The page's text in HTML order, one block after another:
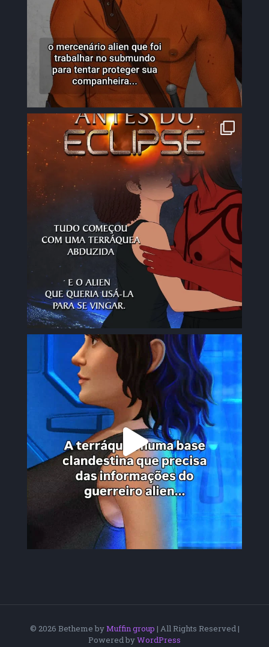
© 2026 Betheme byMuffin group | All Rights Reserved |
Powered byWordPress